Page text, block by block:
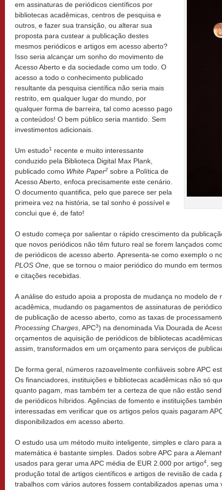
em assinaturas de periódicos científicos por
bibliotecas acadêmicas, centros de pesquisa e
outros, e fazer sua transição, ou alterar sua
proposta para custear a publicação destes
mesmos periódicos e artigos em acesso aberto?
Isso seria alcançar um sonho do movimento de
Acesso Aberto e da sociedade como um todo. O
acesso a todo o conhecimento publicado
resultante da pesquisa científica não seria mais
restrito, em qualquer lugar do mundo, por
qualquer forma de barreira, tal como acesso pago
a conteúdos! O bem público seria mantido. Sem
investimentos adicionais.
Um estudo1
recente e muito interessante
conduzido pela Biblioteca Digital Max Plank,
publicado como White Paper2 sobre a Política de
Acesso Aberto, enfoca precisamente este cenário.
O documento quantifica, pelo que parece ser pela
primeira vez na história, se tal sonho é possível e
conclui que é, de fato!
O estudo começa por salientar o rápido crescimento da
que novos periódicos não têm futuro real se forem lançados
de periódicos de acesso aberto. Apresenta-se como exemplo o
PLOS One , que se tornou o maior periódico do mundo em
e citações recebidas.
A análise do estudo apoia a proposta de mudança no modelo de
acadêmica, mudando os pagamentos de assinaturas de
de publicação de acesso aberto, como as taxas de
Processing Charges , APC3) na denominada Via Dourada de
orçamentos de aquisição de periódicos de bibliotecas
assim, transformados em um orçamento para serviços de
De forma geral, números razoavelmente confiáveis ​​sobre APC
Os financiadores, instituições e bibliotecas acadêmicas não só
quanto pagam, mas também ter a certeza de que não estão
de periódicos híbridos. Agências de fomento e instituições
interessadas ​​em verificar que os artigos pelos quais pagaram
disponibilizados em acesso aberto.
O estudo usa um método muito inteligente, simples e claro para
matemática é bastante simples. Dados sobre APC para a
usados para gerar uma APC média de EUR 2.000 por artigo4
,
produção total de artigos científicos e artigos de revisão de cada
trabalhos com vários autores fossem contabilizados apenas